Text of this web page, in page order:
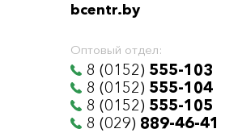
bcentr.by
Оптовый отдел:
8 (0152) 555-103
8 (0152) 555-104
8 (0152) 555-105
8 (029) 889-46-41